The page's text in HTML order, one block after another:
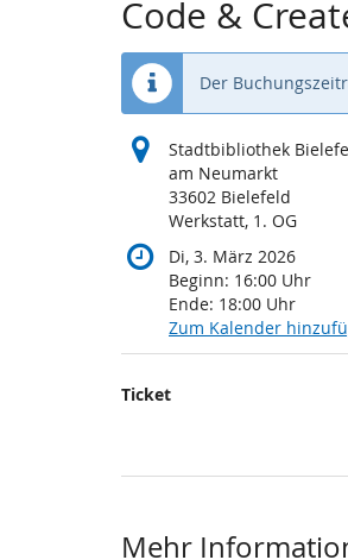
Code &
Der
Stadtbibliothek
am Neumarkt
33602 Bielefeld
Werkstatt, 1. OG
Di, 3. März 2026
Beginn: 16:00 Uhr
Ende: 18:00 Uhr
Zum Kalender
Produkte
Ticket
Mehr